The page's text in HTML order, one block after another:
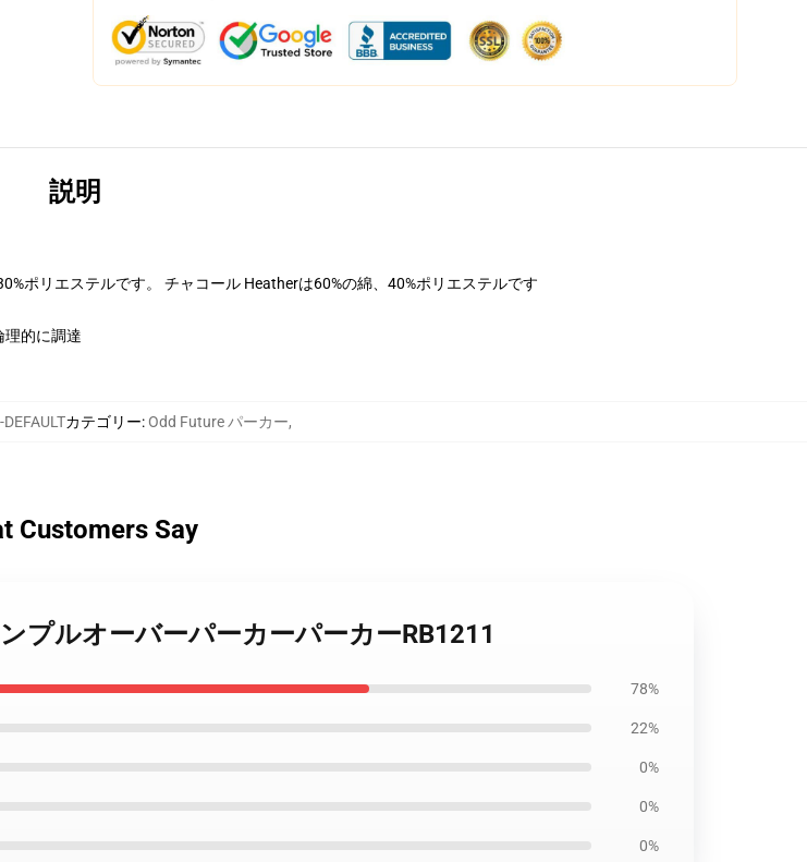
説明
ポリエステルです。 チャコール Heatherは60%の綿、40%ポリエステルです
理的に調達
カテゴリー:Odd Future パーカー,
Customers Say
プルオーバーパーカーパーカーRB1211
78%
22%
0%
0%
0%